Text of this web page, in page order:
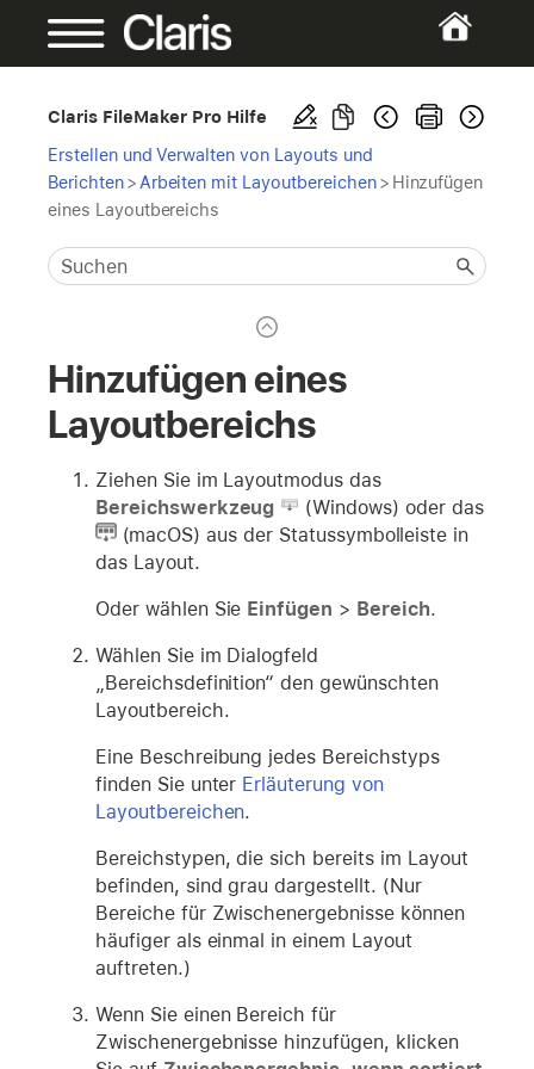
Claris FileMaker Pro Hilfe
Erstellen und Verwalten von Layouts und
Berichten> Arbeiten mit Layoutbereichen> Hinzufügen
eines Layoutbereichs
Hinzufügen eines
Layoutbereichs
Ziehen Sie im Layoutmodus das
Bereichswerkzeug
(Windows) oder das
(macOS) aus der Statussymbolleiste in
das Layout.
Oder wählen Sie Einfügen > Bereich.
Wählen Sie im Dialogfeld
„Bereichsdefinition“ den gewünschten
Layoutbereich.
Eine Beschreibung jedes Bereichstyps
finden Sie unter Erläuterung von
Layoutbereichen.
Bereichstypen, die sich bereits im Layout
befinden, sind grau dargestellt. (Nur
Bereiche für Zwischenergebnisse können
häufiger als einmal in einem Layout
auftreten.)
Wenn Sie einen Bereich für
Zwischenergebnisse hinzufügen, klicken